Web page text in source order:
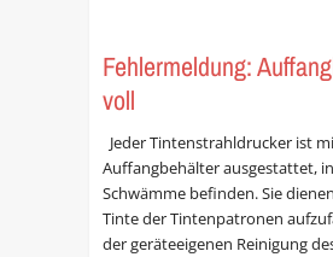
Fehlermeldung:
voll
Jeder Tintenstrahldrucker ist
Auffangbehälter ausgestattet,
Schwämme befinden. Sie
Tinte der Tintenpatronen
der geräteeigenen Reinigung